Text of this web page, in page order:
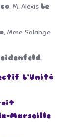
, M. Alexis Le
, Mme Solange
.
L’Unité
Marseille